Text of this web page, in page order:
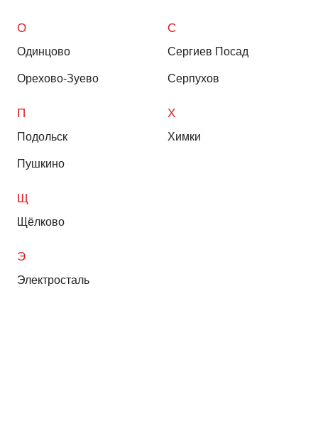
О
Одинцово
Орехово-Зуево
П
Подольск
Пушкино
С
Сергиев Посад
Серпухов
Х
Химки
Щ
Щёлково
Э
Электросталь